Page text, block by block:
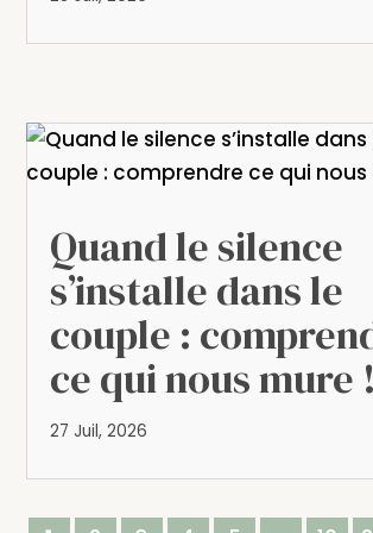
Quand le silence
s’installe dans le
couple :
ce qui nous mure !
27 Juil, 2026